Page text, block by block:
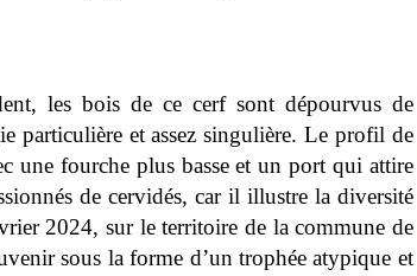
les bois de ce cerf sont dépourvus de
particulière et assez singulière. Le profil de
une fourche plus basse et un port qui attire
de cervidés, car il illustre la diversité
2024, sur le territoire de la commune de
sous la forme d’un trophée atypique et